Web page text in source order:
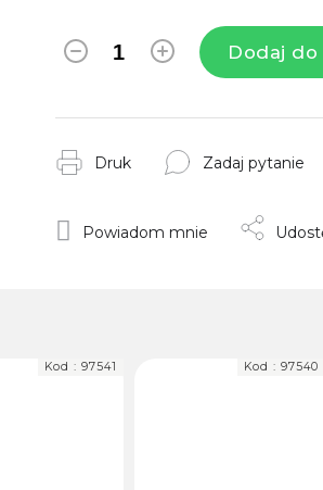
Dodaj do
Druk Zadaj pytanie
Powiadom mnie
Kod : Kod :